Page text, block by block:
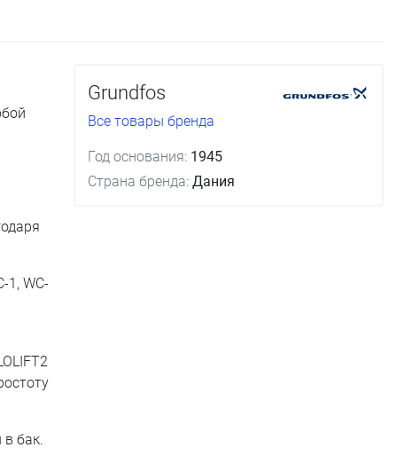
1, WC-
бак.
Grundfos
Все товары бренда
Год основания: 1945
Страна бренда: Дания